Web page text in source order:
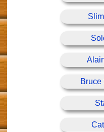
Bruce